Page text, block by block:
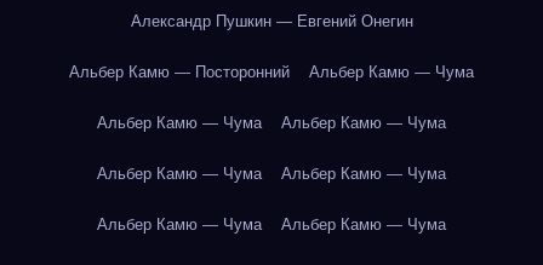
Александр Пушкин — Евгений Онегин
Альбер Камю — Посторонний Альбер Камю — Чума
Альбер Камю — Чума Альбер Камю — Чума
Альбер Камю — Чума Альбер Камю — Чума
Альбер Камю — Чума Альбер Камю — Чума